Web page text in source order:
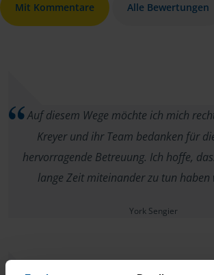
Mit Kommentare Alle Bewertungen
Auf diesem Wege möchte ich mich
Kreyer und ihr Team bedanken für
hervorragende Betreuung. Ich hoffe,
lange Zeit miteinander zu tun haben
York Sengier